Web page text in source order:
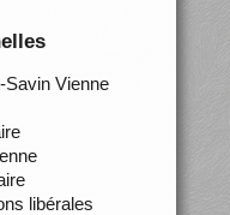
Savin Vienne
libérales